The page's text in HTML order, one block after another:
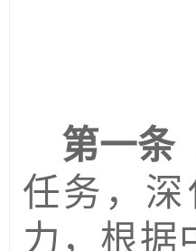
第一条
任务，
力，根据